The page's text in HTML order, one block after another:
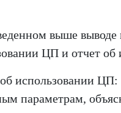
выше выводе
ЦП и отчет об
использовании ЦП:
параметрам,